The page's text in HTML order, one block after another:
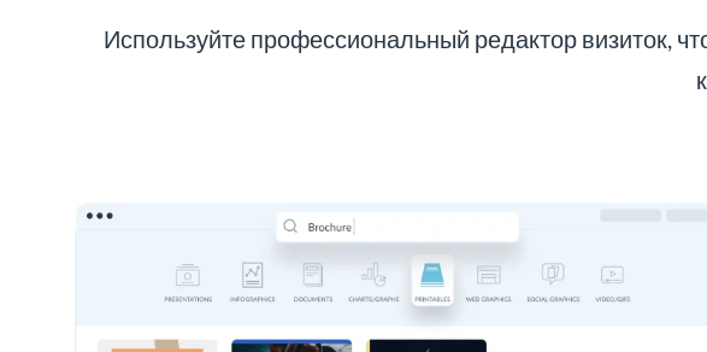
Используйте профессиональный редактор визиток,